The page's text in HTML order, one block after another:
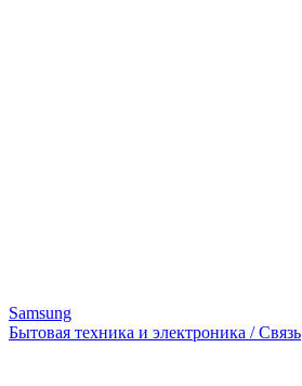
Samsung
Бытовая техника и электроника / Связь